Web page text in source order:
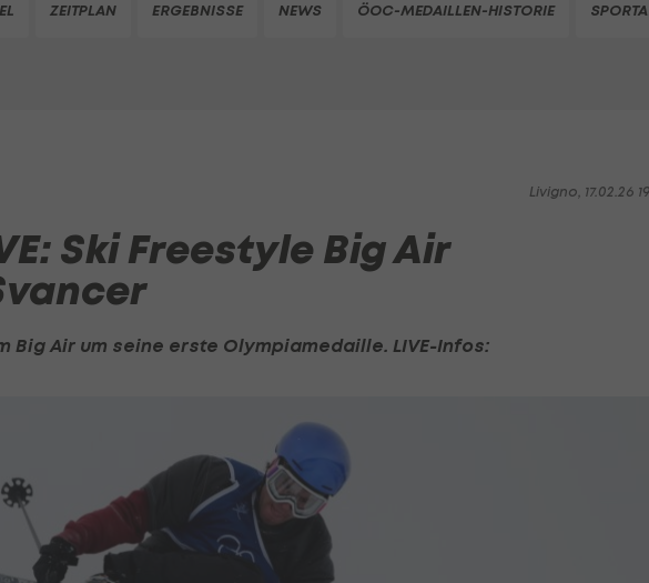
ZEITPLAN ERGEBNISSE NEWS ÖOC-MEDAILLEN-HISTORIE
Livigno, 17.02.26
Ski Freestyle Big Air
Big Air um seine erste Olympiamedaille. LIVE-Infos: